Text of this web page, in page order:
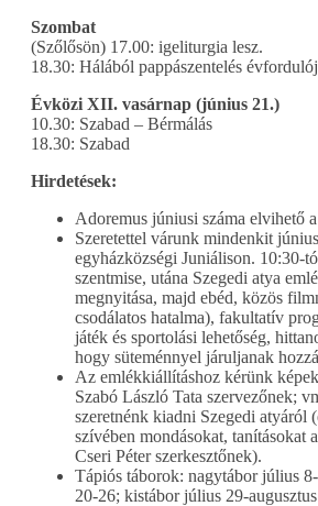
Szombat
(Szőlősön) 17.00: igeliturgia lesz.
18.30: Hálából pappászentelés
Évközi XII. vasárnap (június 21.)
10.30: Szabad – Bérmálás
18.30: Szabad
Hirdetések:
Adoremus júniusi száma elvihető
Szeretettel várunk mindenkit
egyházközségi Juniálison. 10:30-
szentmise, utána Szegedi atya
megnyitása, majd ebéd, közös
csodálatos hatalma), fakultatív
játék és sportolási lehetőség,
hogy süteménnyel járuljanak
Az emlékkiállításhoz kérünk
Szabó László Tata szervezőnek;
szeretnénk kiadni Szegedi atyáról
szívében mondásokat, tanításokat
Cseri Péter szerkesztőnek).
Tápiós táborok: nagytábor július
20-26; kistábor július 29-